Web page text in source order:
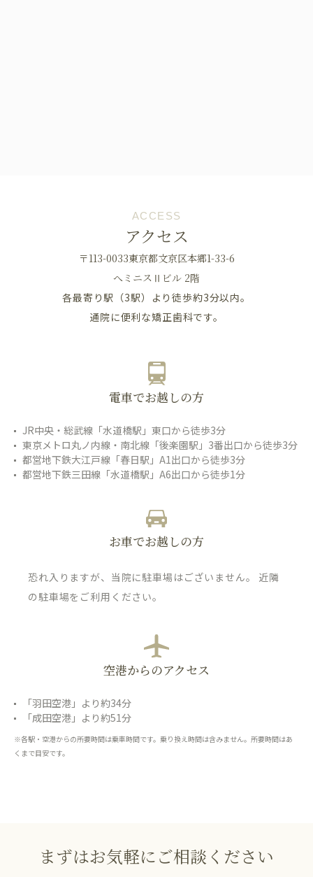
ACCESS
アクセス
〒113-0033東京都文京区本郷1-33-6
へミニスⅡビル 2階
各最寄り駅（3駅）より徒歩約3分以内。
通院に便利な矯正歯科です。
電車でお越しの方
JR中央・総武線「水道橋駅」東口から徒歩3分
東京メトロ丸ノ内線・南北線「後楽園駅」3番出口から徒歩3分
都営地下鉄大江戸線「春日駅」A1出口から徒歩3分
都営地下鉄三田線「水道橋駅」A6出口から徒歩1分
お車でお越しの方
恐れ入りますが、当院に駐車場はございません。 近隣
の駐車場をご利用ください。
空港からのアクセス
「羽田空港」より約34分
「成田空港」より約51分
※各駅・空港からの所要時間は乗車時間です。乗り換え時間は含みません。所要時間はあ
くまで目安です。
まずはお気軽にご相談ください